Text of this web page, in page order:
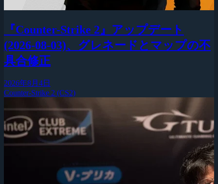
『Counter-Strike 2』アップデート
(2026-08-03)、グレネードとマップの不
具合修正
2026年8月4日
Counter-Strike 2 (CS2)